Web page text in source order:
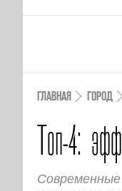
ГЛАВНАЯ ГОРОД
Топ-4: